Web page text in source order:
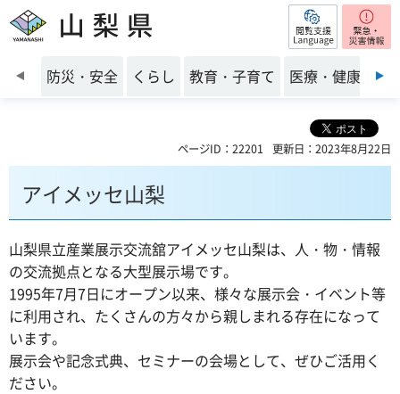
山梨県 閲覧支援
前のスライドを表示
防災・安全 くらし 教育・子育て 医療・健康・福
ページID：22201 更新日：2023年8月22日
アイメッセ山梨
山梨県立産業展示交流舘アイメッセ山梨は、人・物・情報
の交流拠点となる大型展示場です。
1995年7月7日にオープン以来、様々な展示会・イベント等
に利用され、たくさんの方々から親しまれる存在になって
います。
展示会や記念式典、セミナーの会場として、ぜひご活用く
ださい。